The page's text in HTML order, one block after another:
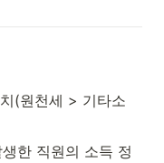
(원천세 > 기타소
한 직원의 소득 정